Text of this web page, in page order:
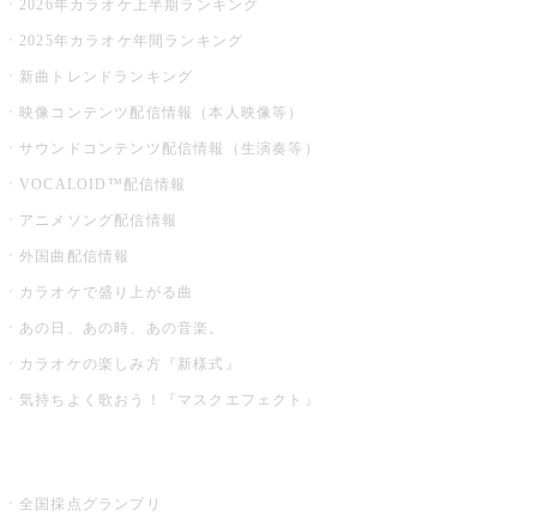
2026年カラオケ上半期ランキング
2025年カラオケ年間ランキング
新曲トレンドランキング
映像コンテンツ配信情報（本人映像等）
サウンドコンテンツ配信情報（生演奏等）
VOCALOID™配信情報
アニメソング配信情報
外国曲配信情報
カラオケで盛り上がる曲
あの日、あの時、あの音楽。
カラオケの楽しみ方『新様式』
気持ちよく歌おう！『マスクエフェクト』
全国採点グランプリ